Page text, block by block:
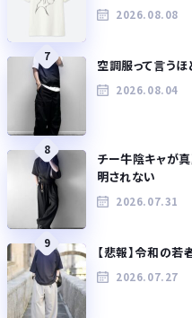
2026.08.08
7
空調服って言うほ
2026.08.04
8
チー牛陰キャが
明されない
2026.07.31
9
【悲報】令和の若
2026.07.27